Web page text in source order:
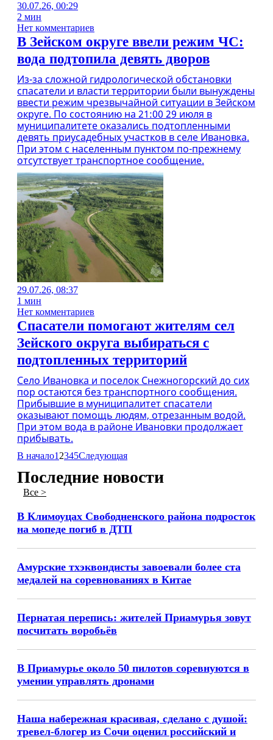
30.07.26, 00:29
2 мин
Нет комментариев
В Зейском округе ввели режим ЧС:
вода подтопила девять дворов
Из-за сложной гидрологической обстановки
спасатели и власти территории были вынуждены
ввести режим чрезвычайной ситуации в Зейском
округе. По состоянию на 21:00 29 июля в
муниципалитете оказались подтопленными
девять приусадебных участков в селе Ивановка.
При этом с населенным пунктом по-прежнему
отсутствует транспортное сообщение.
29.07.26, 08:37
1 мин
Нет комментариев
Спасатели помогают жителям сел
Зейского округа выбираться с
подтопленных территорий
Село Ивановка и поселок Снежногорский до сих
пор остаются без транспортного сообщения.
Прибывшие в муниципалитет спасатели
оказывают помощь людям, отрезанным водой.
При этом вода в районе Ивановки продолжает
прибывать.
В начало1 2345Следующая
Последние новости
Все >
В Климоуцах Свободненского района подросток
на мопеде погиб в ДТП
Амурские тхэквондисты завоевали более ста
медалей на соревнованиях в Китае
Пернатая перепись: жителей Приамурья зовут
посчитать воробьёв
В Приамурье около 50 пилотов соревнуются в
умении управлять дронами
Наша набережная красивая, сделано с душой:
тревел-блогер из Сочи оценил российский и